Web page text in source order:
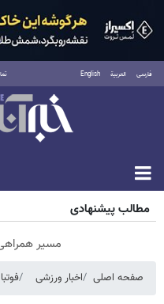
فارسی العربية English
پنجشنبه ۱۵ مرداد ۱۴۰۵
مطالب پیشنهادی
مسیر همراهی
صفحه اصلی اخبار ورزشی